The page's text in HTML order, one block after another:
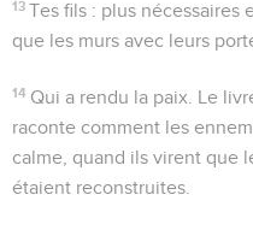
13 Tes fils : plus nécessaires
que les murs avec leurs
14 Qui a rendu la paix . Le
raconte comment les
calme, quand ils virent que
étaient reconstruites.